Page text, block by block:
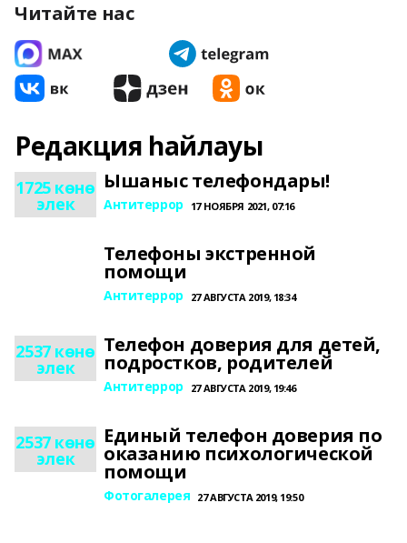
Читайте нас
Редакция һайлауы
1725 көнө
элек
Ышаныс телефондары!
Антитеррор 17 НОЯБРЯ 2021, 07:16
Телефоны экстренной
помощи
Антитеррор 27 АВГУСТА 2019, 18:34
2537 көнө
элек
Телефон доверия для детей,
подростков, родителей
Антитеррор 27 АВГУСТА 2019, 19:46
2537 көнө
элек
Единый телефон доверия по
оказанию психологической
помощи
Фотогалерея 27 АВГУСТА 2019, 19:50